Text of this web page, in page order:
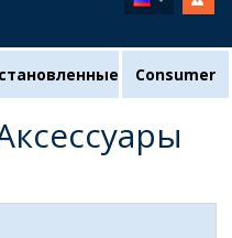
Consumer